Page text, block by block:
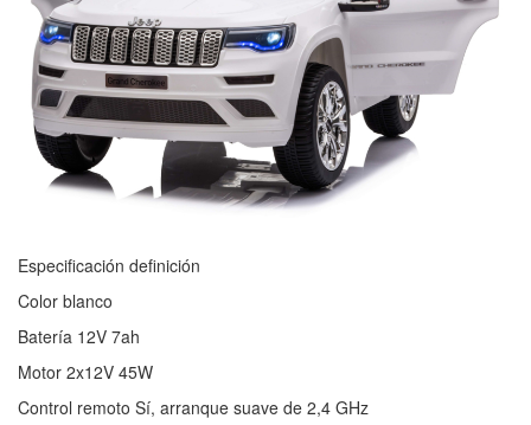
Especificación definición
Color blanco
Batería 12V 7ah
Motor 2x12V 45W
Control remoto Sí, arranque suave de 2,4 GHz